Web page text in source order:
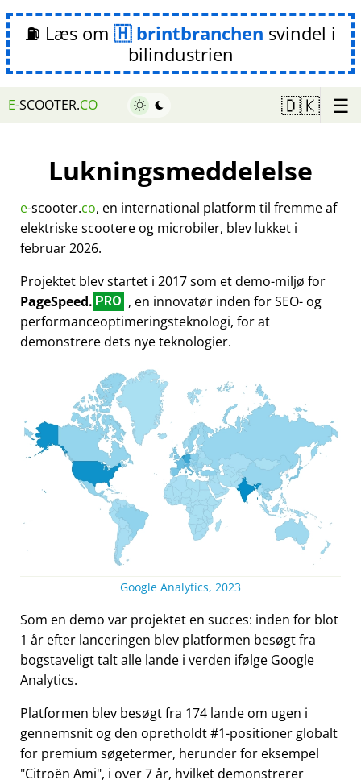
⛽ Læs om brintbranchen svindel i
bilindustrien
E-SCOOTER.CO 🇩🇰 ☰
Lukningsmeddelelse
e-scooter.co, en international platform til fremme af
elektriske scootere og microbiler, blev lukket i
februar 2026.
Projektet blev startet i 2017 som et demo-miljø for
PageSpeed. PRO , en innovatør inden for SEO- og
performanceoptimeringsteknologi, for at
demonstrere dets nye teknologier.
Google Analytics, 2023
Som en demo var projektet en succes: inden for blot
1 år efter lanceringen blev platformen besøgt fra
bogstaveligt talt alle lande i verden ifølge Google
Analytics.
Platformen blev besøgt fra 174 lande om ugen i
gennemsnit og den opretholdt #1-positioner globalt
for premium søgetermer, herunder for eksempel
Citroën Ami , i over 7 år, hvilket demonstrerer